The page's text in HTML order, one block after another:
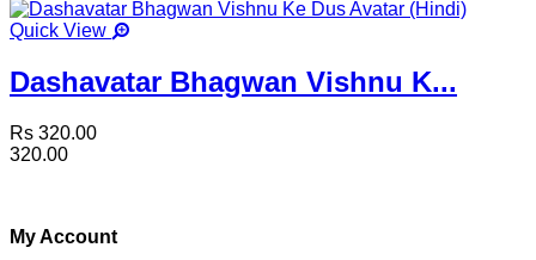
Quick View
Dashavatar Bhagwan Vishnu K...
Rs 320.00
320.00
My Account